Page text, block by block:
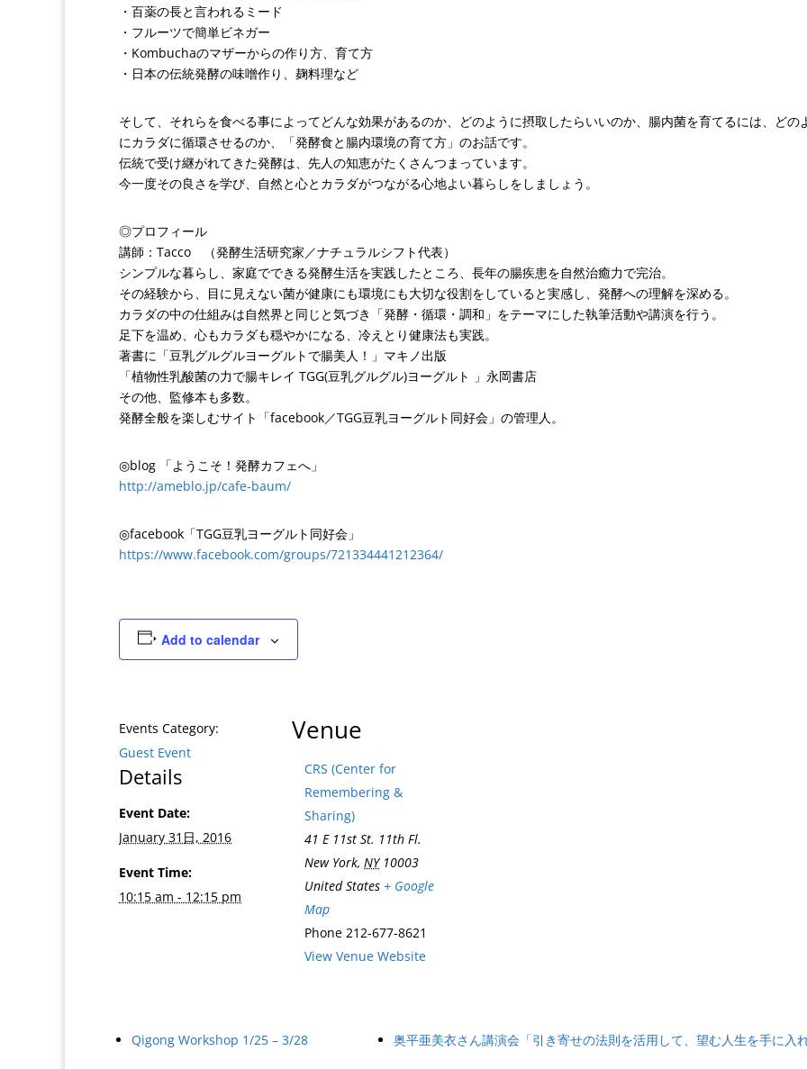
・百薬の長と言われるミード
・フルーツで簡単ビネガー
・Kombuchaのマザーからの作り方、育て方
・日本の伝統発酵の味噌作り、麹料理など
そして、それらを食べる事によってどんな効果があるのか、どのように摂取したらいいのか、腸内菌を育てるには、どの
にカラダに循環させるのか、「発酵食と腸内環境の育て方」のお話です。
伝統で受け継がれてきた発酵は、先人の知恵がたくさんつまっています。
今一度その良さを学び、自然と心とカラダがつながる心地よい暮らしをしましょう。
◎プロフィール
講師：Tacco （発酵生活研究家／ナチュラルシフト代表）
シンプルな暮らし、家庭でできる発酵生活を実践したところ、長年の腸疾患を自然治癒力で完治。
その経験から、目に見えない菌が健康にも環境にも大切な役割をしていると実感し、発酵への理解を深める。
カラダの中の仕組みは自然界と同じと気づき「発酵・循環・調和」をテーマにした執筆活動や講演を行う。
足下を温め、心もカラダも穏やかになる、冷えとり健康法も実践。
著書に「豆乳グルグルヨーグルトで腸美人！」マキノ出版
「植物性乳酸菌の力で腸キレイ TGG(豆乳グルグル)ヨーグルト 」永岡書店
その他、監修本も多数。
発酵全般を楽しむサイト「facebook／TGG豆乳ヨーグルト同好会」の管理人。
◎blog 「ようこそ！発酵カフェへ」
http://ameblo.jp/cafe-baum/
◎facebook「TGG豆乳ヨーグルト同好会」
https://www.facebook.com/groups/721334441212364/
Add to calendar
Events Category:
Guest Event
Details
Event Date:
January 31日, 2016
Event Time:
10:15 am - 12:15 pm
Venue
CRS (Center for
Remembering &
Sharing)
41 E 11st St. 11th Fl.
New York, NY 10003
United States + Google
Map
Phone 212-677-8621
View Venue Website
Qigong Workshop 1/25 – 3/28 奥平亜美衣さん講演会「引き寄せの法則を活用して、望む人生を手に入